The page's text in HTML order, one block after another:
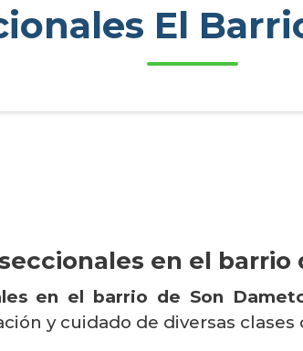
El
en el barrio
en el barrio de Son
y cuidado de diversas clases